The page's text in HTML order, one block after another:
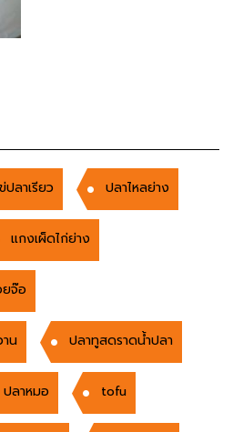
ปลาเรียว ปลาไหลย่าง
แกงเผ็ดไก่ย่าง
จ๊อ
น ปลาทูสดราดน้ำปลา
ปลาหมอ tofu